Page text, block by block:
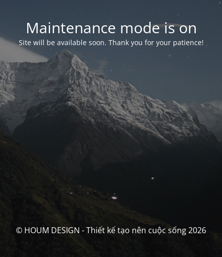
Maintenance mode is on
Site will be available soon. Thank you for your patience!
© HOUM DESIGN - Thiết kế tạo nên cuộc sống 2026